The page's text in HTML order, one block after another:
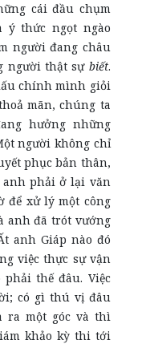
cái đầu chụm
ý thức ngọt ngào
người đang châu
người thật sự biết.
chính mình giỏi
mãn, chúng ta
hưởng những
người không chỉ
phục bản thân,
anh phải ở lại văn
để xử lý một công
anh đã trót vướng
anh Giáp nào đó
việc thực sự vận
thế đâu. Việc
có gì thú vị đâu
ra một góc và thì
khảo kỳ thi tới